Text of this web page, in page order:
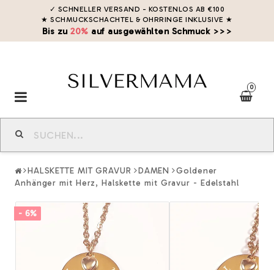
✓ SCHNELLER VERSAND - KOSTENLOS AB €100
★ SCHMUCKSCHACHTEL & OHRRINGE INKLUSIVE ★
Bis zu20% auf ausgewählten Schmuck >>>
0
Toggle
navigation
HALSKETTE MIT GRAVUR DAMEN
Goldener
Anhänger mit Herz, Halskette mit Gravur - Edelstahl
- 6%